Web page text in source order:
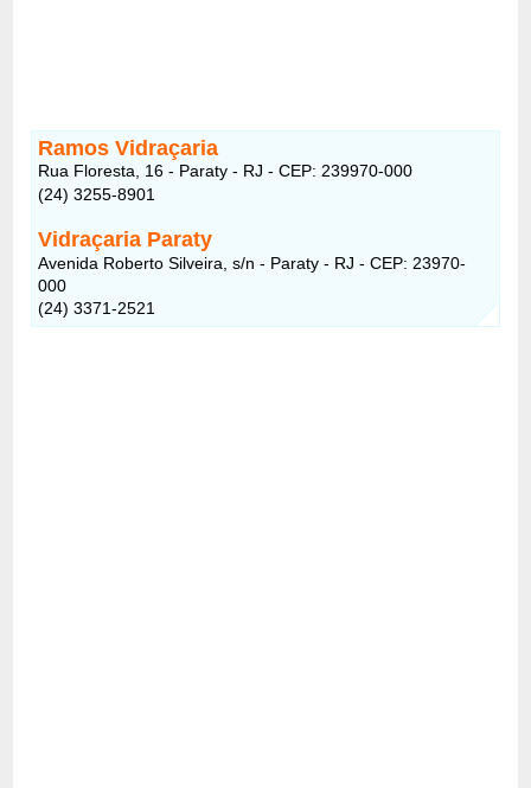
Ramos Vidraçaria
Rua Floresta, 16 - Paraty - RJ - CEP: 239970-000
(24) 3255-8901
Vidraçaria Paraty
Avenida Roberto Silveira, s/n - Paraty - RJ - CEP: 23970-
000
(24) 3371-2521